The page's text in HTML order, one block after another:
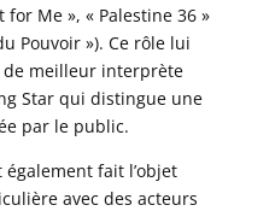
Me », « Palestine 36 »
Pouvoir »). Ce rôle lui
de meilleur interprète
Star qui distingue une
par le public.
fait l’objet
avec des acteurs